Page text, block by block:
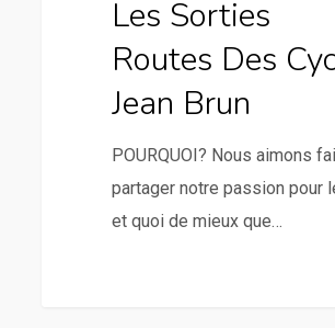
Les Sorties
Routes Des
Jean Brun
POURQUOI? Nous aimons
partager notre passion pour
et quoi de mieux que…